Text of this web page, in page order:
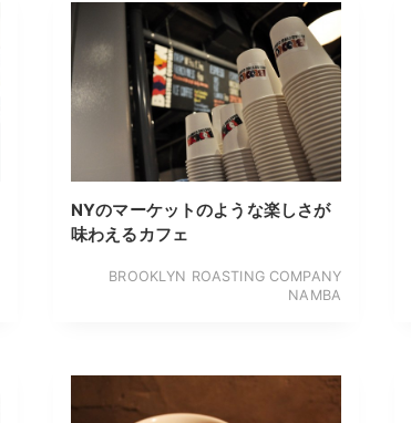
NYのマーケットのような楽しさが
味わえるカフェ
BROOKLYN ROASTING COMPANY
NAMBA